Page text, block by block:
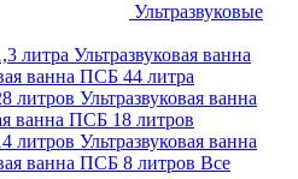
Ультразвуковые
литра Ультразвуковая ванна
ванна ПСБ 44 литра
литров Ультразвуковая ванна
ванна ПСБ 18 литров
литров Ультразвуковая ванна
ванна ПСБ 8 литров Все